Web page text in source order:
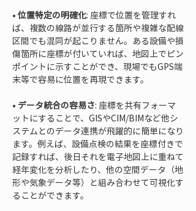
• 位置特定の明確化: 座標で位置を管理すれ
ば、複数の線路が並行する箇所や複雑な配線
区間でも混同が起こりません。ある設備や損
傷箇所に座標が付いていれば、地図上でピン
ポイントに示すことができ、現場でもGPS端
• データ統合の容易さ: 座標を共有フォーマ
ットにすることで、GISやCIM/BIMなど他シ
ステムとのデータ連携が飛躍的に簡単になり
ます。例えば、設備点検の結果を座標付きで
記録すれば、後日それを電子地図上に重ねて
経年変化を分析したり、他の空間データ（地
形や気象データ等）と組み合わせて可視化す